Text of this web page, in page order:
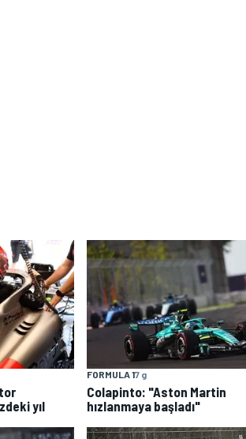
yıl
FORMULA 17 g
Colapinto: "Aston Martin
hızlanmaya başladı"